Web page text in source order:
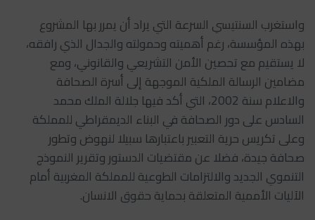
واستغرب السنتيسي السرعة التي يراد أن يمرر بها المشروع
بهذه المؤسسة، رغم أهميته وحمولته والجدال الذي رافقه،
لا يستقيم مع تحصين الأمن التشريعي والقانوني، ومع
مضامين الرسالة الملكية الموجهة إلى أسرة الصحافة
والاعلام سنة 2002، التي أكد فيها جلالة الملك محمد
السادس على دور الصحافة في البناء الديمقراطي للمملكة
وعلى تكريس حرية التعبير باعتبارها سبيلا لنهوض وتطور
صحافة جيدة، فضلا عن مقتضيات الدستور وتقرير النموذج
التنموي الجديد والالتزامات الطوعية للمملكة المغربية أمام
الآليات الأممية المتعلقة بحماية حقوق الانسان.